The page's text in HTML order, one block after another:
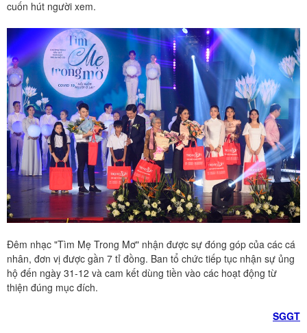
cuốn hút người xem.
Đêm nhạc "Tìm Mẹ Trong Mơ" nhận được sự đóng góp của các cá
nhân, đơn vị được gần 7 tỉ đồng. Ban tổ chức tiếp tục nhận sự ủng
hộ đến ngày 31-12 và cam kết dùng tiền vào các hoạt động từ
thiện đúng mục đích.
SGGT